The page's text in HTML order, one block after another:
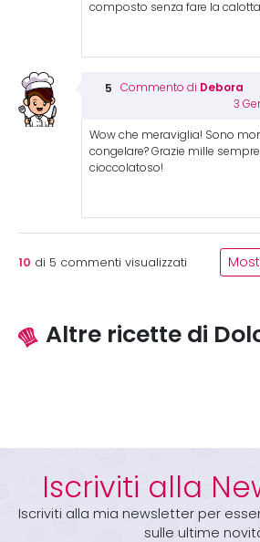
composto senza fare la
Commento di Debora
3
Wow che meraviglia! Sono
congelare? Grazie mille
cioccolatoso!
10 di 5 commenti visualizzati
Altre ricette di
Iscriviti alla
Iscriviti alla mia newsletter per
sulle ultime